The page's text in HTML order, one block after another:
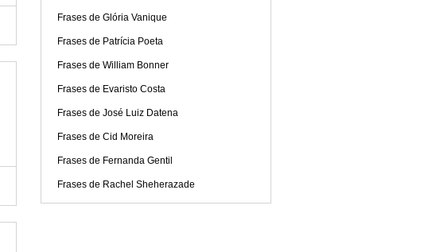
Frases de Glória Vanique
Frases de Patrícia Poeta
Frases de William Bonner
Frases de Evaristo Costa
Frases de José Luiz Datena
Frases de Cid Moreira
Frases de Fernanda Gentil
Frases de Rachel Sheherazade